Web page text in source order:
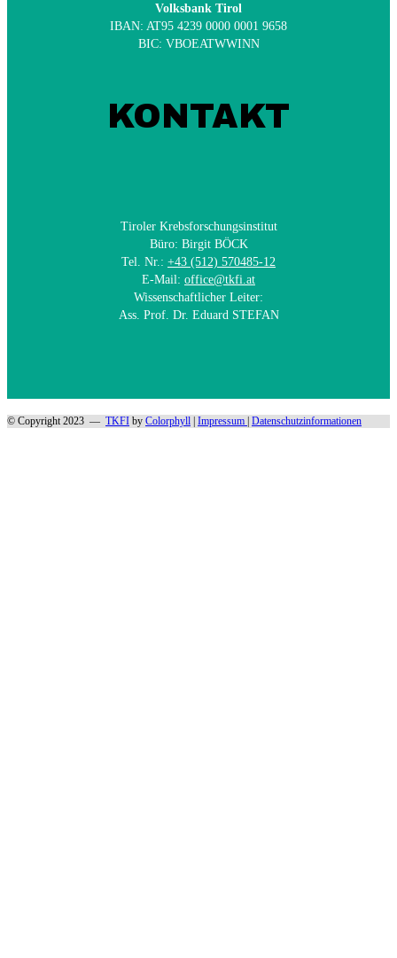
Volksbank Tirol
IBAN: AT95 4239 0000 0001 9658
BIC: VBOEATWWINN
KONTAKT
Tiroler Krebsforschungsinstitut
Büro: Birgit BÖCK
Tel. Nr.: +43 (512) 570485-12
E-Mail: office@tkfi.at
Wissenschaftlicher Leiter:
Ass. Prof. Dr. Eduard STEFAN
© Copyright 2023 — TKFI by Colorphyll Impressum Datenschutzinformationen